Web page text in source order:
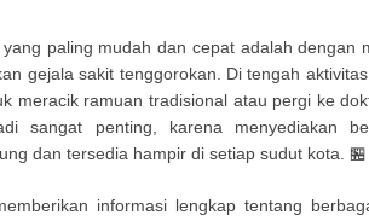
paling mudah dan cepat adalah dengan
gejala sakit tenggorokan. Di tengah
meracik ramuan tradisional atau pergi ke
sangat penting, karena menyediakan
dan tersedia hampir di setiap sudut kota. 🏪
informasi lengkap tentang